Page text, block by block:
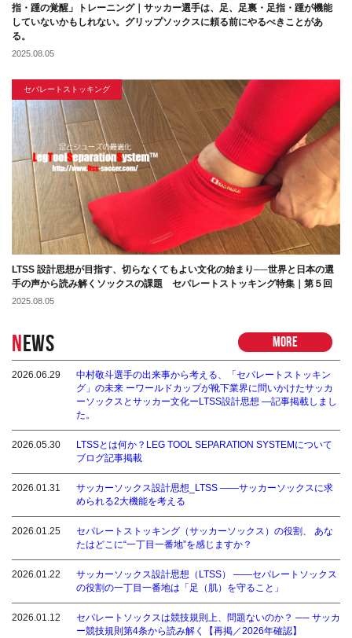
指・踵の覚醒」トレーニング｜サッカー選手は、足、足裏・足指・踵が機能
していないかもしれない。グリップソックスに頼る前にやるべきことがあ
る。
2025.08.05
セパレートストッキング
LTSS 設計思想が目指す、切らなくてもよい文化の始まり──世界と日本の選
手の声から読み解くソックスの課題 セパレートストッキング特集｜第５回
2025.08.05
NEWS
2026.06.29
中村敬斗選手の出来事から考える、「セパレートストッキン
グ」の未来 ーワールドカップが靴下業界に問いかけたサッカ
ーソックスとサッカー文化ーLTSS設計思想 ―記事掲載しまし
た。
2026.05.30
LTSSとは何か？LEG TOOL SEPARATION SYSTEMについて
ブログ記事掲載
2026.01.31
サッカーソックス設計思想_LTSS ――サッカーソックスに求
められる2大機能を考える
2026.01.25
セパレートストッキング（サッカーソックス）の役割、 あな
たはどこに“一丁目一番地”を感じますか？
2026.01.22
サッカーソックス設計思想（LTSS） ――セパレートソックス
の役割の一丁目一番地は「足（肌）を守ること」
2026.01.12
セパレートソックスは競技規則上、問題ないのか？ ── サッカ
ー競技規則第4条から読み解く【再掲／2026年確認】
MORE